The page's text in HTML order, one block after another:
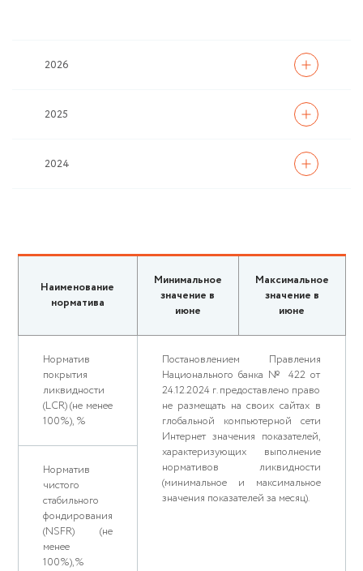
Наименование
норматива
Минимальное
значение в
июне
Максимальное
значение в
июне
Норматив
покрытия
ликвидности
(LCR) (не менее
100%), %
Постановлением Правления
Национального банка № 422 от
24.12.2024 г. предоставлено право
не размещать на своих сайтах в
глобальной компьютерной сети
Интернет значения показателей,
характеризующих выполнение
нормативов ликвидности
(минимальное и максимальное
значения показателей за месяц).
Норматив
чистого
стабильного
фондирования
(NSFR) (не
менее
100%),%
2026
2025
2024